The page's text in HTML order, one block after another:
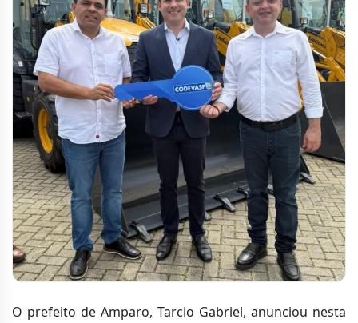
O prefeito de Amparo, Tarcio Gabriel, anunciou nesta